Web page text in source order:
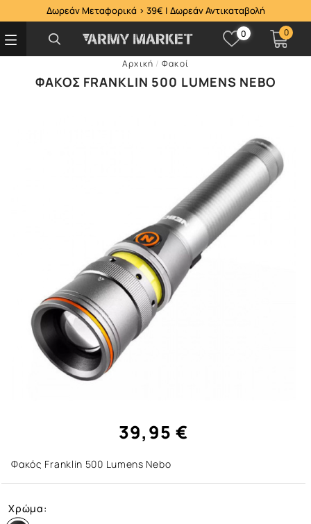
Δωρεάν Μεταφορικά > 39€ | Δωρεάν Αντικαταβολή
0 0
Αρχική / Φακοί
ΦΑΚΌΣ FRANKLIN 500 LUMENS NEBO
39,95 €
Φακός Franklin 500 Lumens Nebo
Χρώμα: